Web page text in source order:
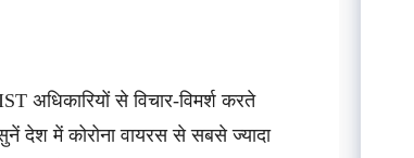
अधिकारियों से विचार-विमर्श करते
देश में कोरोना वायरस से सबसे ज्यादा